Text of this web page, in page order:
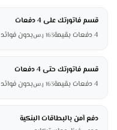
قسم فاتورتك على 4 دفعات
4 دفعات بقيمة
163 ر.سبدون فوائد
قسم فاتورتك حتى 4 دفعات
4 دفعات بقيمة
163 ر.سبدون فوائد
دفع آمن بالبطاقات البنكية